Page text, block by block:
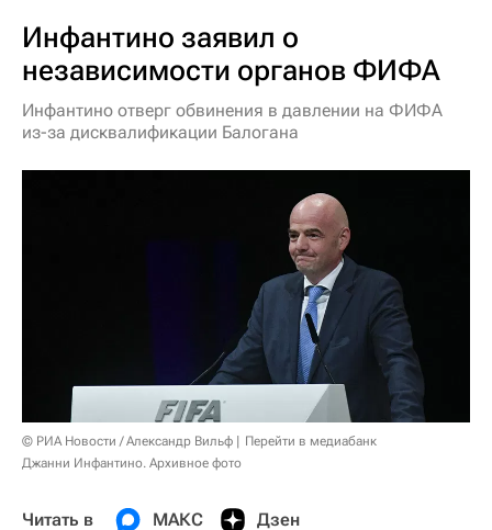
Инфантино заявил о
независимости органов ФИФА
Инфантино отверг обвинения в давлении на ФИФА
из-за дисквалификации Балогана
© РИА Новости / Александр Вильф
Перейти в медиабанк
Джанни Инфантино. Архивное фото
Читать в МАКС Дзен